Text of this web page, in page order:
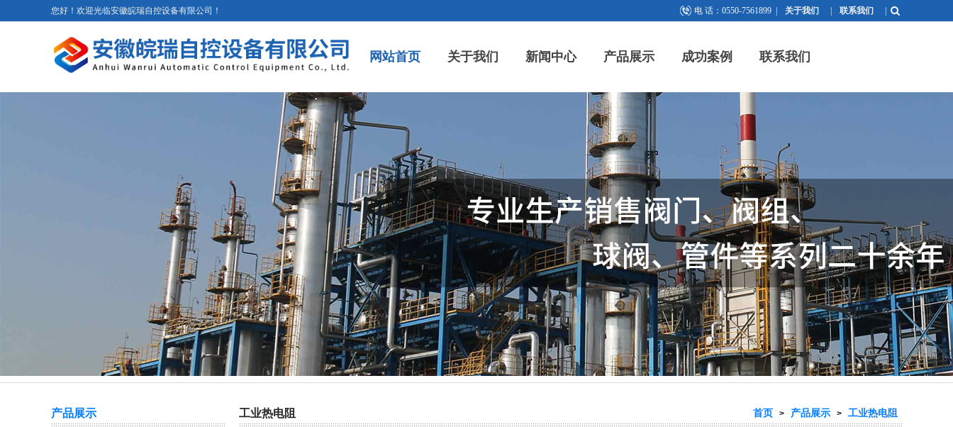
您好！欢迎光临安徽皖瑞自控设备有限公司！ 电 话：0550-7561899 关于我们 联系我们
网站首页 关于我们 新闻中心 产品展示 成功案例 联系我们
热门关键词： 截止阀 针型阀 二阀组 三阀组 气源球阀 防堵取样装置
产品展示 首页 > 产品展示 > 工业热电阻
工业热电阻